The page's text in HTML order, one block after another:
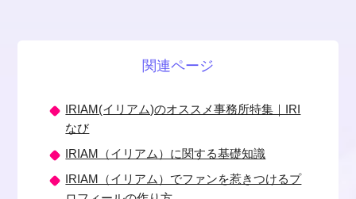
関連ページ
IRIAM(イリアム)のオススメ事務所特集｜IRI
なび
IRIAM（イリアム）に関する基礎知識
IRIAM（イリアム）でファンを惹きつけるプ